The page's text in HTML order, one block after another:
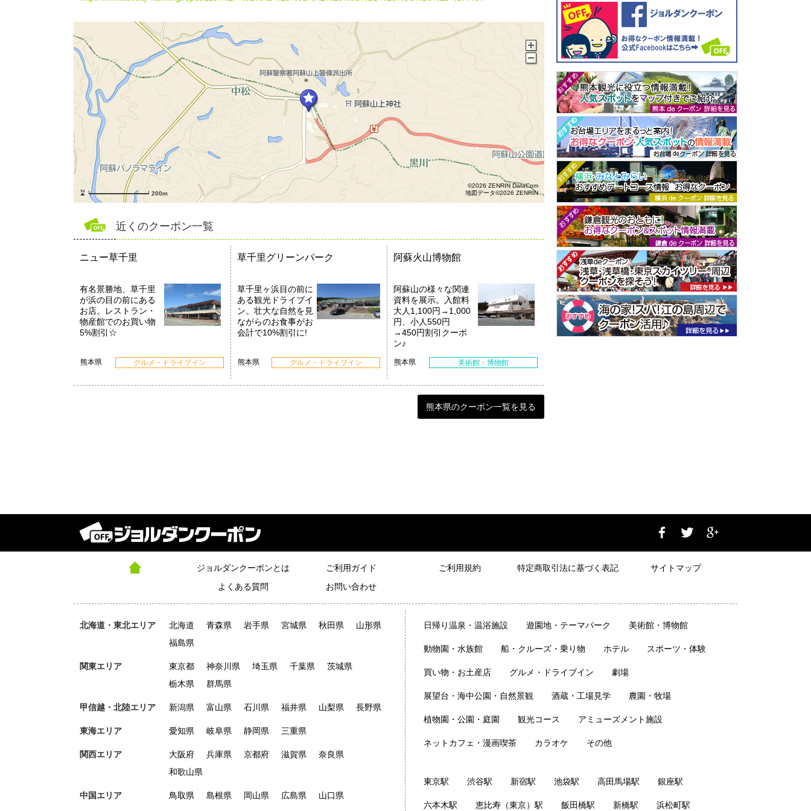
200m
©2026 ZENRIN DataCom
地図データ©2026 ZENRIN
近くのクーポン一覧
ニュー草千里
有名景勝地、草千里
が浜の目の前にある
お店。レストラン・
物産館でのお買い物
5%割引☆
熊本県 グルメ・ドライブイン
草千里グリーンパーク
草千里ヶ浜目の前に
ある観光ドライブイ
ン。壮大な自然を見
ながらのお食事がお
会計で10%割引に!
熊本県 グルメ・ドライブイン
阿蘇火山博物館
阿蘇山の様々な関連
資料を展示。入館料
大人1,100円→1,000
円、小人550円
→450円割引クーポ
ン♪
熊本県 美術館・博物館
熊本県のクーポン一覧を見る
ジョルダンクーポンとは ご利用ガイド ご利用規約 特定商取引法に基づく表記
サイトマップ
よくある質問
お問い合わせ
北海道・東北エリア 北海道 青森県 岩手県 宮城県 秋田県
山形県
福島県
関東エリア 東京都 神奈川県 埼玉県 千葉県
茨城県
栃木県
群馬県
甲信越・北陸エリア 新潟県 富山県 石川県 福井県 山梨県 長野県
東海エリア 愛知県 岐阜県 静岡県 三重県
関西エリア 大阪府 兵庫県 京都府 滋賀県
奈良県
和歌山県
中国エリア 鳥取県 島根県 岡山県 広島県 山口県
日帰り温泉・温浴施設 遊園地・テーマパーク 美術館・博物館
動物園・水族館 船・クルーズ・乗り物 ホテル スポーツ・体験
買い物・お土産店 グルメ・ドライブイン 劇場
展望台・海中公園・自然景観 酒蔵・工場見学 農園・牧場
植物園・公園・庭園 観光コース アミューズメント施設
ネットカフェ・漫画喫茶 カラオケ その他
東京駅 渋谷駅 新宿駅 池袋駅 高田馬場駅 銀座駅
六本木駅 恵比寿（東京）駅 飯田橋駅 新橋駅 浜松町駅